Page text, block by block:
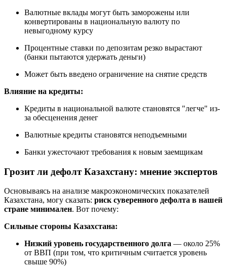
Валютные вклады могут быть заморожены или
конвертированы в национальную валюту по
невыгодному курсу
Процентные ставки по депозитам резко вырастают
(банки пытаются удержать деньги)
Может быть введено ограничение на снятие средств
Влияние на кредиты:
Кредиты в национальной валюте становятся "легче" из-
за обесценения денег
Валютные кредиты становятся неподъемными
Банки ужесточают требования к новым заемщикам
Грозит ли дефолт Казахстану: мнение экспертов
Основываясь на анализе макроэкономических показателей
Казахстана, могу сказать: риск суверенного дефолта в нашей
стране минимален. Вот почему:
Сильные стороны Казахстана:
Низкий уровень государственного долга — около 25%
от ВВП (при том, что критичным считается уровень
свыше 90%)